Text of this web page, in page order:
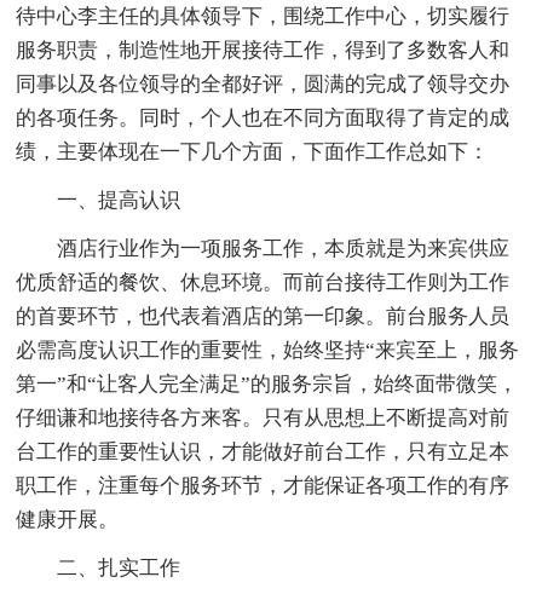
待中心李主任的具体领导下，围绕工作中心，切实履行
服务职责，制造性地开展接待工作，得到了多数客人和
同事以及各位领导的全都好评，圆满的完成了领导交办
的各项任务。同时，个人也在不同方面取得了肯定的成
绩，主要体现在一下几个方面，下面作工作总如下：
一、提高认识
酒店行业作为一项服务工作，本质就是为来宾供应
优质舒适的餐饮、休息环境。而前台接待工作则为工作
的首要环节，也代表着酒店的第一印象。前台服务人员
必需高度认识工作的重要性，始终坚持“来宾至上，服务
第一”和“让客人完全满足”的服务宗旨，始终面带微笑，
仔细谦和地接待各方来客。只有从思想上不断提高对前
台工作的重要性认识，才能做好前台工作，只有立足本
职工作，注重每个服务环节，才能保证各项工作的有序
健康开展。
二、扎实工作